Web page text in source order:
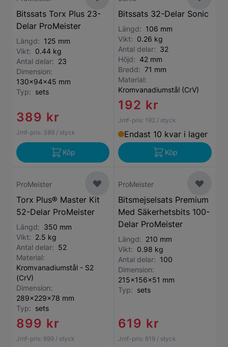
Bitssats Torx Plus 23-
Delar ProMeister
Längd: 125 mm
Vikt: 0.44 kg
Antal delar: 23
Dimension:
130x94x45 mm
Typ: sets
389 kr
Jmf-pris: 389 / styck
Köp
Bitssats 32-Delar Sonic
Längd: 106 mm
Vikt: 0.26 kg
Antal delar: 32
Höjd: 42 mm
Bredd: 71 mm
Material:
Kromvanadiumstål (CrV)
192 kr
Jmf-pris: 192 / styck
Endast 10 kvar i lager
Köp
ProMeister
Torx Plus® Master Kit
52-Delar ProMeister
Längd: 350 mm
Vikt: 2.5 kg
Antal delar: 52
Material:
Kromvanadiumstål - S2
(CrV)
Dimension:
289x229x78 mm
Typ: sets
899 kr
Jmf-pris: 899 / styck
ProMeister
Bitsmejselsats Premium
Med Säkerhetsbits 100-
Delar ProMeister
Längd: 210 mm
Vikt: 0.98 kg
Antal delar: 100
Dimension:
215x156x51 mm
Typ: sets
619 kr
Jmf-pris: 619 / styck